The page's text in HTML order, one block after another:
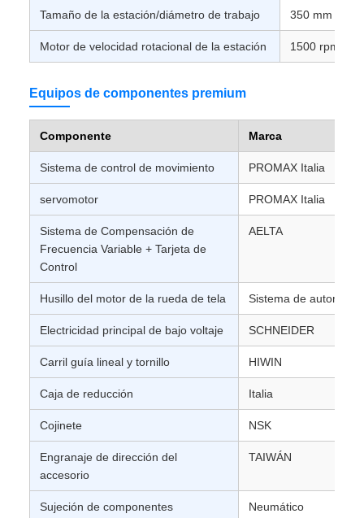
Tamaño de la estación/diámetro de trabajo 350 mm máx.
Motor de velocidad rotacional de la estación 1500 rpm
Equipos de componentes premium
Componente Marca
Sistema de control de movimiento PROMAX Italia
servomotor PROMAX Italia
Sistema de Compensación de
Frecuencia Variable + Tarjeta de
Control
AELTA
Husillo del motor de la rueda de tela Sistema de
Electricidad principal de bajo voltaje SCHNEIDER
Carril guía lineal y tornillo HIWIN
Caja de reducción Italia
Cojinete NSK
Engranaje de dirección del
accesorio
TAIWÁN
Sujeción de componentes Neumático